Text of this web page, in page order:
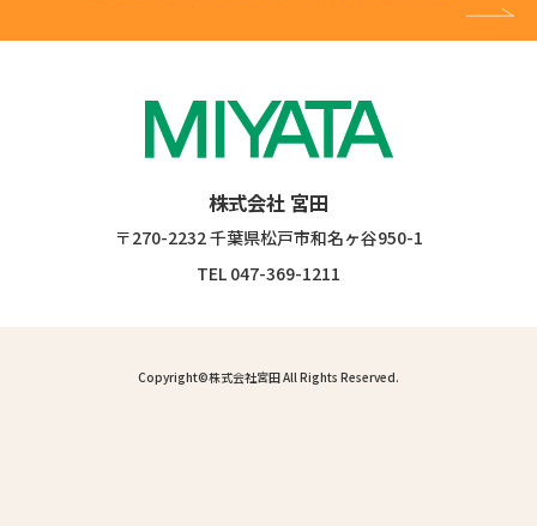
株式会社 宮田
〒270-2232 千葉県松戸市和名ヶ谷950-1
TEL 047-369-1211
Copyright©株式会社宮田All Rights Reserved.